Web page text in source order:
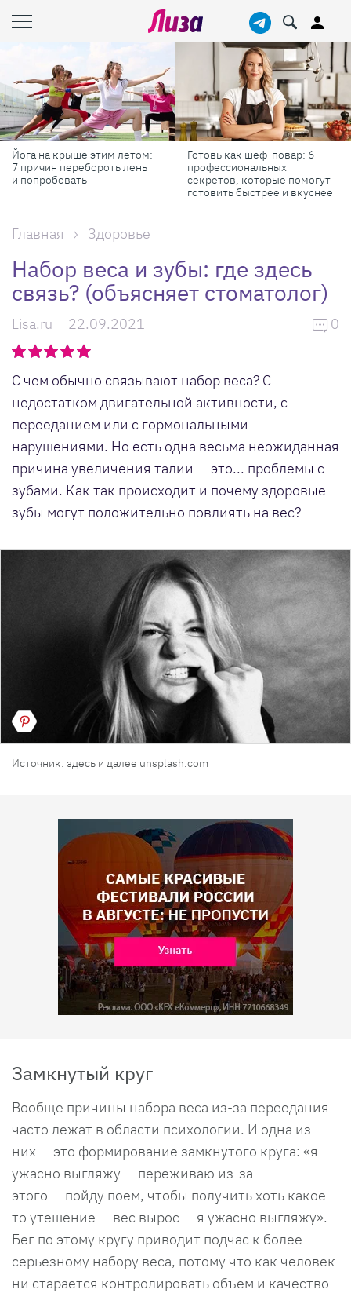
Готовь как шеф-повар: 6
профессиональных
секретов, которые помогут
Масштабные приключения:
самые красивые фестивали
России в августе
Главная Здоровье
Набор веса и зубы: где здесь
связь? (объясняет стоматолог)
Lisa.ru 22.09.2021 0
С чем обычно связывают набор веса? С
недостатком двигательной активности, с
перееданием или с гормональными
нарушениями. Но есть одна весьма неожиданная
причина увеличения талии — это... проблемы с
зубами. Как так происходит и почему здоровые
зубы могут положительно повлиять на вес?
Источник: здесь и далее unsplash.com
Замкнутый круг
Вообще причины набора веса из-за переедания
часто лежат в области психологии. И одна из
них — это формирование замкнутого круга: «я
ужасно выгляжу — переживаю из-за
этого — пойду поем, чтобы получить хоть какое-
то утешение — вес вырос — я ужасно выгляжу».
Бег по этому кругу приводит подчас к более
серьезному набору веса, потому что как человек
ни старается контролировать объем и качество